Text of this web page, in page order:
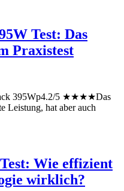
Test: Das
Praxistest
395Wp4.2/5 ★★★★Das
Leistung, hat aber auch
Wie effizient
wirklich?